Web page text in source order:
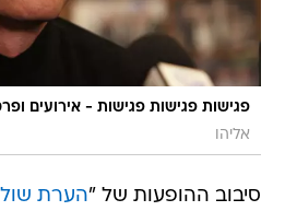
פגישות פגישות פגישות - אירועים
אליהו
סיבוב ההופעות של "הערת